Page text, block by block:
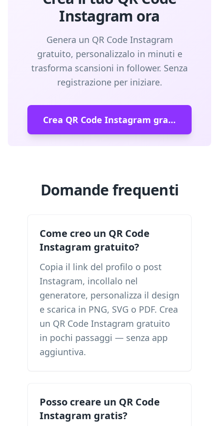
Instagram ora
Genera un QR Code Instagram
gratuito, personalizzalo in minuti e
trasforma scansioni in follower. Senza
registrazione per iniziare.
Crea QR Code Instagram gratuito
Domande frequenti
Come creo un QR Code
Instagram gratuito?
Copia il link del profilo o post
Instagram, incollalo nel
generatore, personalizza il design
e scarica in PNG, SVG o PDF. Crea
un QR Code Instagram gratuito
in pochi passaggi — senza app
aggiuntiva.
Posso creare un QR Code
Instagram gratis?